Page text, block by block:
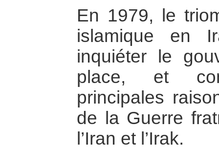
En 1979, le
islamique en
inquiéter le
place, et
principales
de la Guerre
l’Iran et l’Irak.